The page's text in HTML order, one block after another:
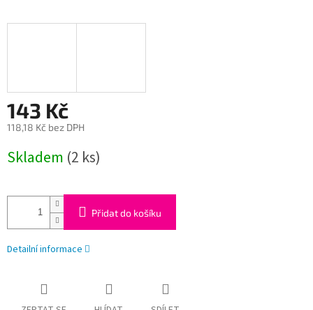
143 Kč
118,18 Kč bez DPH
cena:
Skladem (2 ks)
Přidat do košíku
Detailní informace